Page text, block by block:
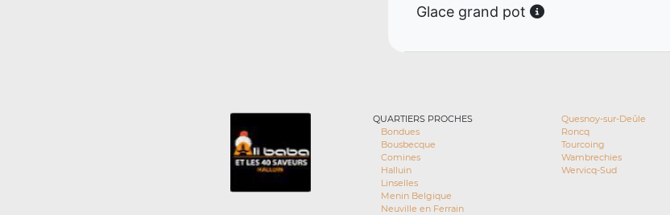
Glace grand pot
QUARTIERS PROCHES
Bondues
Bousbecque
Comines
Halluin
Linselles
Menin Belgique
Neuville en Ferrain
Quesnoy-sur-Deûle
Roncq
Tourcoing
Wambrechies
Wervicq-Sud